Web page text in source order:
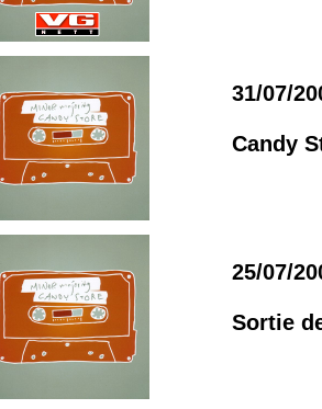
31/07/
Candy
25/07/
Sortie